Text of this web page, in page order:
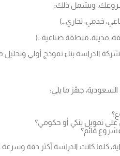
ويشمل ذلك:
خدمي، تجاري…)
مدينة، منطقة صناعية…)
الدراسة بناء نموذج أولي
جهّز ما يلي:
تمويل بنكي أو حكومي؟
قائم؟
كلما كانت الدراسة أكثر دقة وسرعة